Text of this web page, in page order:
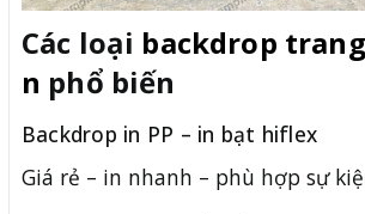
Các loại backdrop
n phổ biến
Backdrop in PP – in bạt hiflex
Giá rẻ – in nhanh – phù hợp sự